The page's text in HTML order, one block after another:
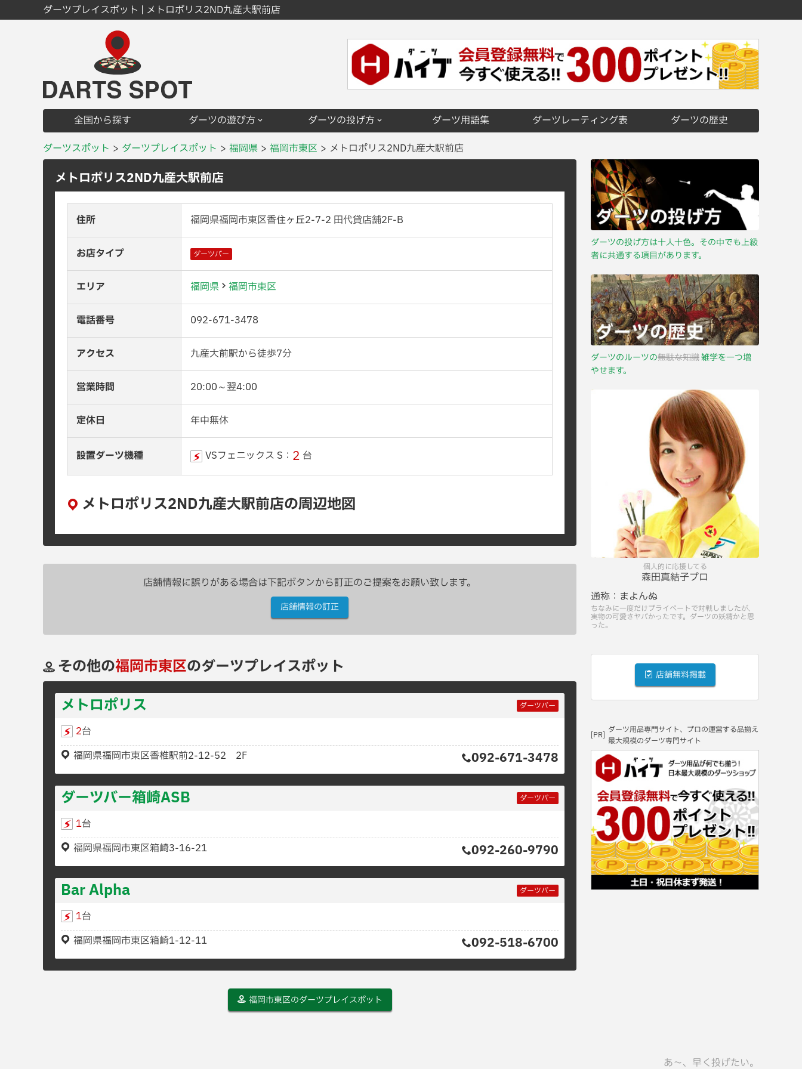
ダーツプレイスポット | メトロポリス2ND九産大駅前店
全国から探す ダーツの遊び方 ダーツの投げ方 ダーツ用語集 ダーツレーティング表
ダーツの歴史
ダーツスポット
ダーツプレイスポット 福岡県 福岡市東区 メトロポリス2ND九産大駅前店
メトロポリス2ND九産大駅前店
住所 福岡県福岡市東区香住ヶ丘2-7-2 田代貸店舗2F-B
お店タイプ ダーツバー
エリア 福岡県 福岡市東区
電話番号 092-671-3478
アクセス 九産大前駅から徒歩7分
営業時間 20:00～翌4:00
定休日 年中無休
設置ダーツ機種 VSフェニックス S： 2 台
メトロポリス2ND九産大駅前店の周辺地図
店舗情報に誤りがある場合は下記ボタンから訂正のご提案をお願い致します。
店舗情報の訂正
その他の福岡市東区のダーツプレイスポット
メトロポリス
ダーツバー
2台
福岡県福岡市東区香椎駅前2-12-52 2F
092-671-3478
ダーツバー箱崎ASB ダーツバー
1台
福岡県福岡市東区箱崎3-16-21
092-260-9790
Bar Alpha ダーツバー
1台
福岡県福岡市東区箱崎1-12-11
092-518-6700
福岡市東区のダーツプレイスポット
ダーツの投げ方は十人十色。その中でも上級
者に共通する項目があります。
ダーツのルーツの無駄な知識雑学を一つ増
やせます。
個人的に応援してる
森田真結子プロ
通称： まよんぬ
ちなみに一度だけプライベートで対戦しましたが、
実物の可愛さヤバかったです。ダーツの妖精かと思
った。
店舗無料掲載
[PR]
ダーツ用品専門サイト、プロの運営する品揃え
最大規模のダーツ専門サイト
あ〜、早く投げたい。